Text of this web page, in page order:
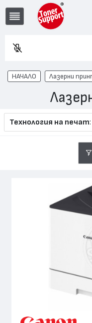
НАЧАЛО Лазерни
Технология на печат